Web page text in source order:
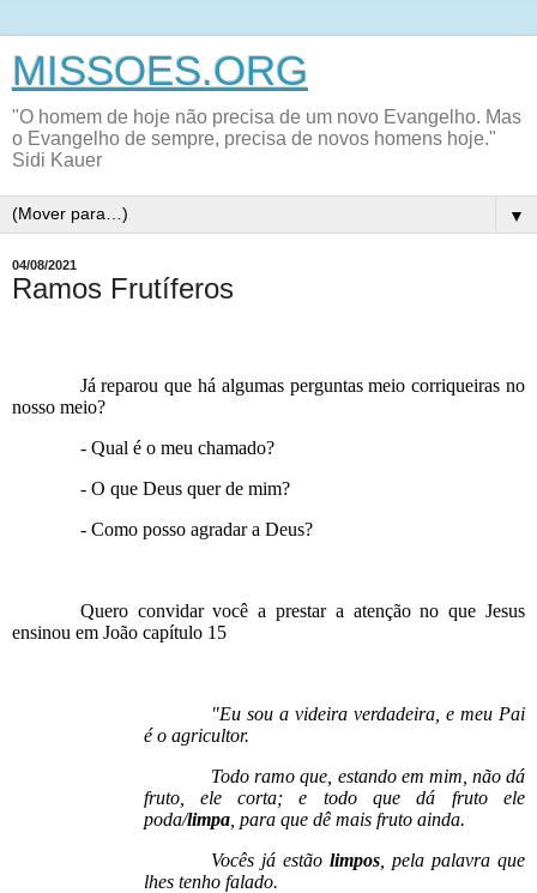
MISSOES.ORG
"O homem de hoje não precisa de um novo Evangelho. Mas
o Evangelho de sempre, precisa de novos homens hoje."
Sidi Kauer
▼
04/08/2021
Ramos Frutíferos
Já reparou que há algumas perguntas meio corriqueiras no
nosso meio?
- Qual é o meu chamado?
- O que Deus quer de mim?
- Como posso agradar a Deus?
Quero convidar você a prestar a atenção no que Jesus
ensinou em João capítulo 15
"Eu sou a videira verdadeira, e meu Pai
é o agricultor.
Todo ramo que, estando em mim, não dá
fruto, ele corta; e todo que dá fruto ele
poda/limpa, para que dê mais fruto ainda.
Vocês já estãolimpos , pela palavra que
lhes tenho falado.